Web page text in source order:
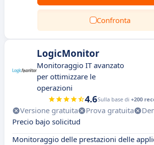
Confronta
LogicMonitor
Monitoraggio IT avanzato
per ottimizzare le
operazioni
4.6Sulla base di +200
Versione gratuita Prova gratuita
Precio bajo solicitud
Monitoraggio delle prestazioni delle